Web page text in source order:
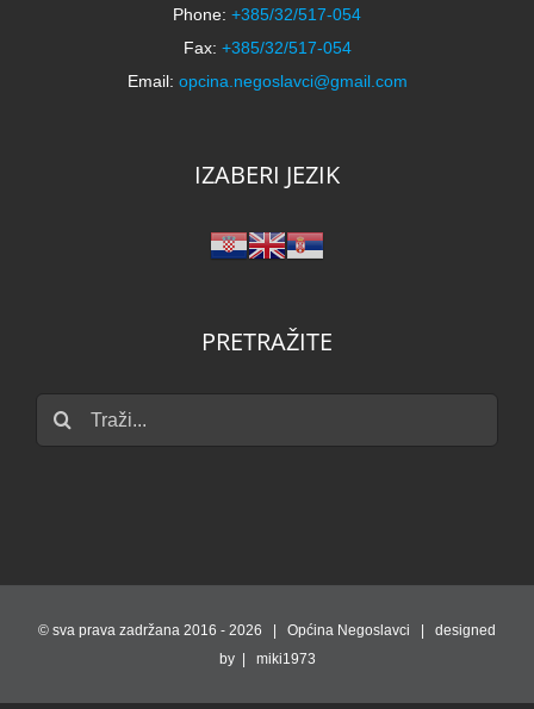
Phone: +385/32/517-054
Fax: +385/32/517-054
Email: opcina.negoslavci@gmail.com
IZABERI JEZIK
PRETRAŽITE
Traži...
© sva prava zadržana 2016 - 2026 | Općina Negoslavci | designed
by | miki1973